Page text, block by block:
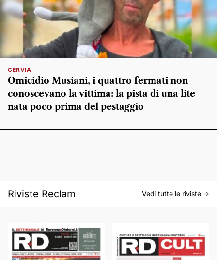
CERVIA
Omicidio Musiani, i quattro fermati non
conoscevano la vittima: la pista di una lite
nata poco prima del pestaggio
Riviste Reclam Vedi tutte le riviste ->